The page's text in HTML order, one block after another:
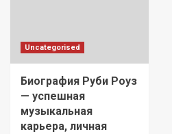
Uncategorised
Биография Руби Роуз
— успешная
музыкальная
карьера, личная